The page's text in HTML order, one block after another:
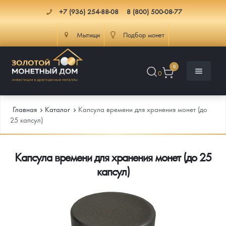
+7 (936) 254-88-08 8 (800) 500-08-77
Мытищи Подбор монет
0
0
Монеты Россия и СССР
Памятные и старинные монеты
Главная Каталог
Капсула времени для хранения монет (до
25 капсул)
Капсула времени для хранения монет (до 25
капсул)